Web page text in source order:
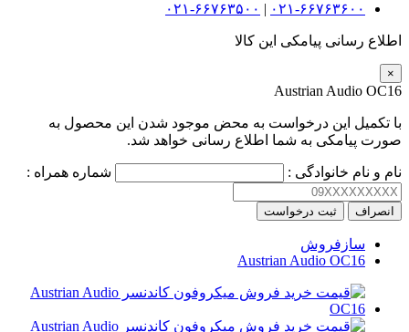
۰۲۱-۶۶۷۶۳۶۰۰ | ۰۲۱-۶۶۷۶۳۵۰۰
اطلاع رسانی پیامکی این کالا
×
Austrian Audio OC16
با تکمیل این درخواست به محض موجود شدن این محصول به
صورت پیامکی به شما اطلاع رسانی خواهد شد.
نام و نام خانوادگی : شماره همراه :
انصراف ثبت درخواست
سازفروش
Austrian Audio OC16